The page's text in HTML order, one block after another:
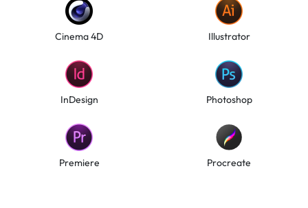
Cinema 4D Illustrator
InDesign Photoshop
Premiere Procreate